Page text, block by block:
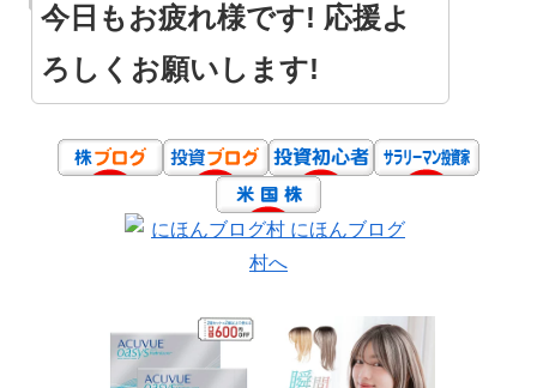
今日もお疲れ様です! 応援よ
ろしくお願いします!